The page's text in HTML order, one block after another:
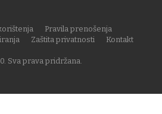
Sva prava pridržana.
Pravila prenošenja
Zaštita privatnosti
Kontakt